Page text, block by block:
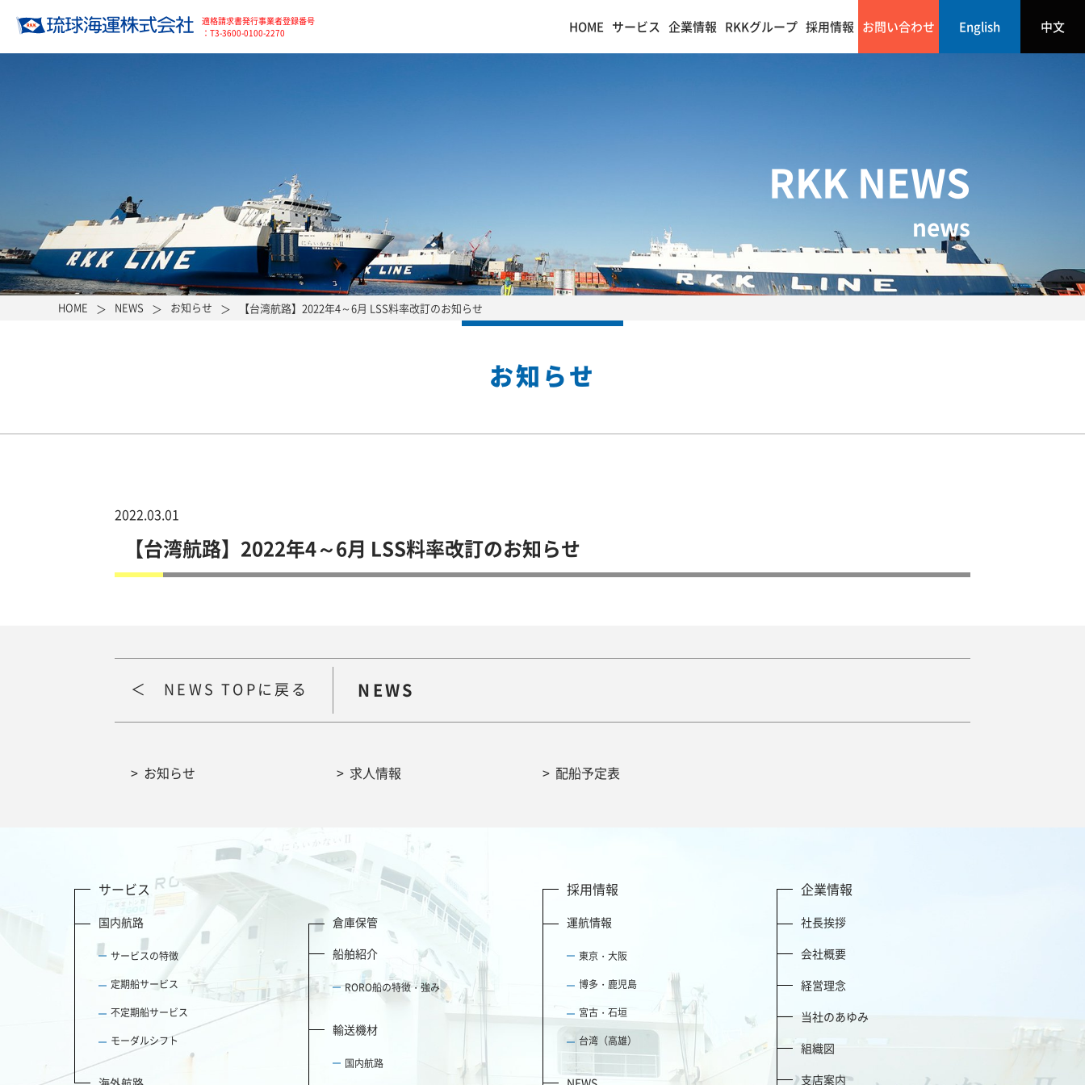
適格請求書発行事業者登録番号
：T3-3600-0100-2270
HOME サービス 企業情報 RKKグループ 採用情報 お問い合わせ English 中文
RKK NEWS
news
HOME NEWS お知らせ 【台湾航路】2022年4～6月 LSS料率改訂のお知らせ
お知らせ
2022.03.01
【台湾航路】2022年4～6月 LSS料率改訂のお知らせ
NEWS TOPに戻る NEWS
お知らせ 求人情報 配船予定表
サービス
国内航路
サービスの特徴
定期船サービス
不定期船サービス
モーダルシフト
倉庫保管
船舶紹介
RORO船の特徴・強み
輸送機材
国内航路
採用情報
運航情報
東京・大阪
博多・鹿児島
宮古・石垣
台湾（高雄）
企業情報
社長挨拶
会社概要
経営理念
当社のあゆみ
組織図
支店案内